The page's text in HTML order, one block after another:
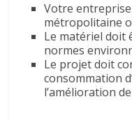
Votre
métropolitaine
Le matériel doit
normes
Le projet doit
consommation
l’amélioration